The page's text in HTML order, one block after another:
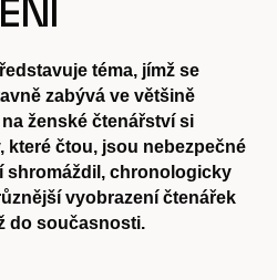
téma, jímž se
zabývá ve většině
ženské čtenářství si
které čtou, jsou nebezpečné
shromáždil, chronologicky
vyobrazení čtenářek
do současnosti.